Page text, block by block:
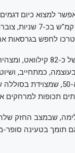
למצוא כיום דגמים
אבל הביצועים "הגיוניים".
כמתחייב,
תכופות למרחקים
שבמצב החזק
תומך בטעינה